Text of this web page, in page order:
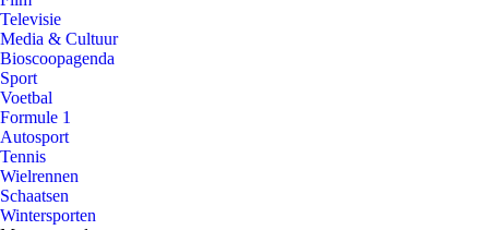
Televisie
Media & Cultuur
Bioscoopagenda
Sport
Voetbal
Formule 1
Autosport
Tennis
Wielrennen
Schaatsen
Wintersporten